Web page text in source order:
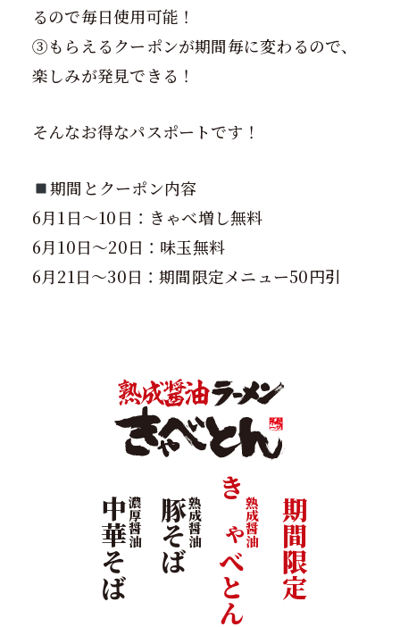
るので毎日使用可能！
③もらえるクーポンが期間毎に変わるので、
楽しみが発見できる！
そんなお得なパスポートです！
期間とクーポン内容
6月1日～10日：きゃべ増し無料
6月10日～20日：味玉無料
6月21日～30日：期間限定メニュー50円引
期間限定
熟成醤油
きゃべとん
熟成醤油
豚そば
濃厚醤油
中華そば